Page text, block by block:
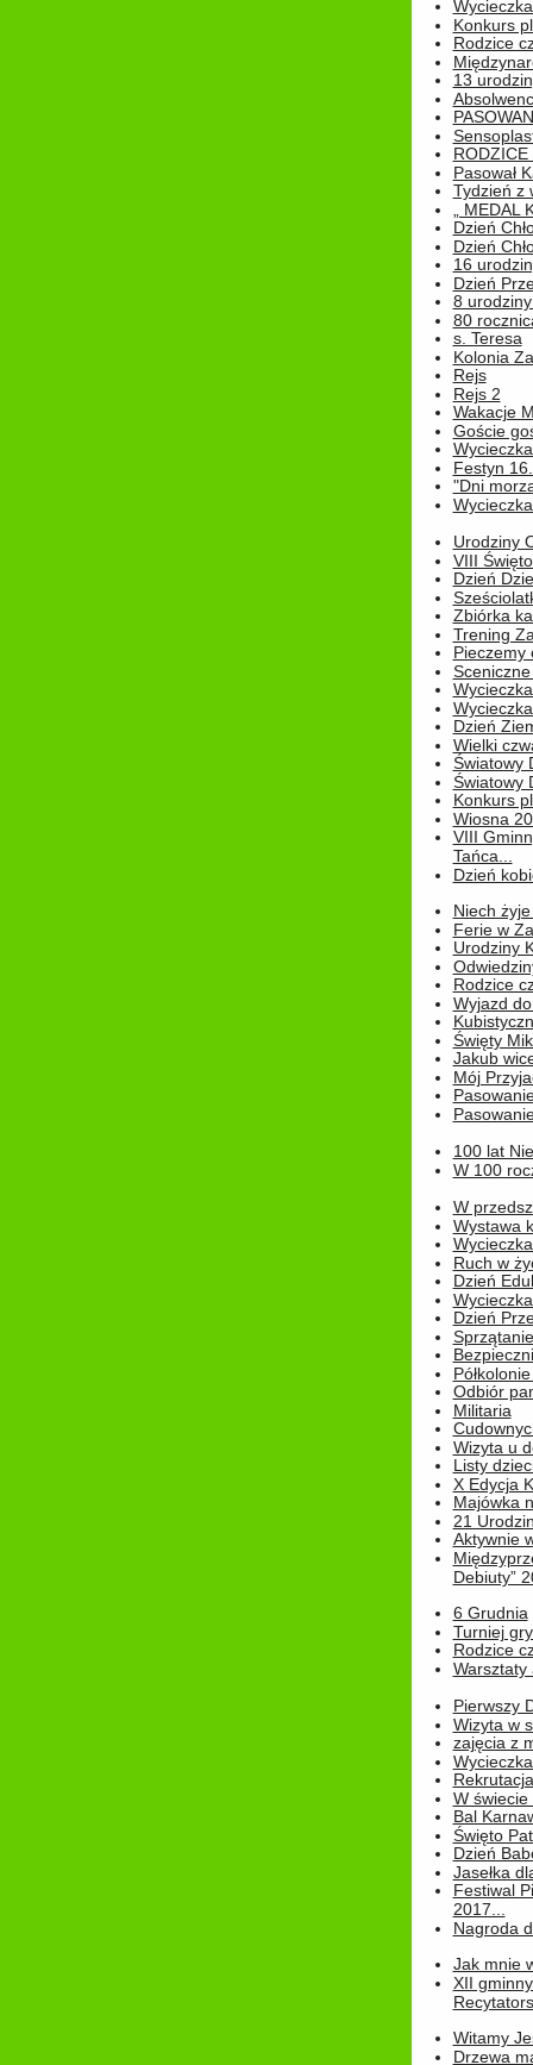
Konkurs
Rodzice
13
Pasował
Tydzień z
„
Dzień
Dzień
16
Dzień
8
80
s. Teresa
Kolonia
Rejs
Rejs 2
Wakacje
Goście
Festyn
"Dni
Urodziny
VIII
Dzień
Zbiórka
Trening
Pieczemy
Dzień
Wielki
Światowy
Światowy
Konkurs
Wiosna
VIII
Tańca...
Dzień
Niech
Ferie w
Urodziny
Rodzice
Wyjazd
Święty
Jakub
Mój
100 lat
W 100
W
Wystawa
Ruch w
Dzień
Dzień
Odbiór
Militaria
Wizyta u
Listy
X Edycja
Majówka
21
Aktywnie
Debiuty”
6 Grudnia
Turniej
Rodzice
Warsztaty
Pierwszy
Wizyta w
zajęcia z
W świecie
Bal
Święto
Dzień
Jasełka
Festiwal
2017...
Nagroda
Jak mnie
XII
Witamy
Drzewa